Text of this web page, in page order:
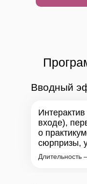
Длительность
Вводный
входе),
о
сюрпризы,